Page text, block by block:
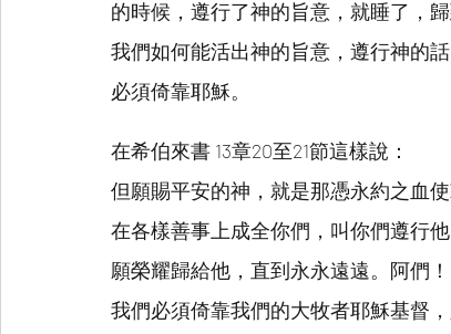
的時候，遵行了神的旨意，就睡了，歸
我們如何能活出神的旨意，遵行神的
必須倚靠耶穌。
在希伯來書 13章20至21節這樣說：
但願賜平安的神，就是那憑永約之血
在各樣善事上成全你們，叫你們遵行
願榮耀歸給他，直到永永遠遠。阿們！
我們必須倚靠我們的大牧者耶穌基督